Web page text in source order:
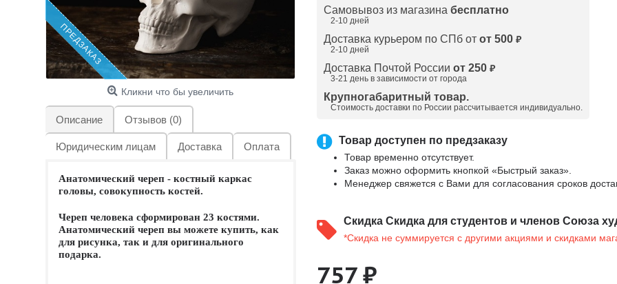
ПРЕДЗАКАЗ
Кликни что бы увеличить
Описание Отзывов (0)
Юридическим лицам Доставка Оплата
Анатомический череп - костный каркас
головы, совокупность костей.
Череп человека сформирован 23 костями.
Анатомический череп вы можете купить, как
для рисунка, так и для оригинального
подарка.
Самовывоз из магазина бесплатно
2-10 дней
Доставка курьером по СПб от от 500 ₽
2-10 дней
Доставка Почтой России от 250 ₽
3-21 день в зависимости от города
Крупногабаритный товар.
Стоимость доставки по России рассчитывается индивидуально.
Товар доступен по предзаказу
Товар временно отсутствует.
Заказ можно оформить кнопкой «Быстрый заказ».
Менеджер свяжется с Вами для согласования сроков
Скидка Скидка для студентов и членов Союза
*Скидка не суммируется с другими акциями и скидками
757 ₽